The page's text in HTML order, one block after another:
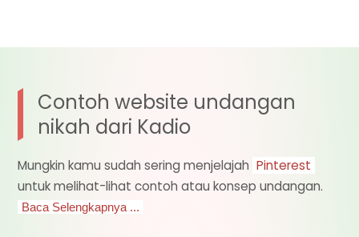
Contoh website undangan
nikah dari Kadio
Mungkin kamu sudah sering menjelajah Pinterest
untuk melihat-lihat contoh atau konsep undangan.
Baca Selengkapnya ...